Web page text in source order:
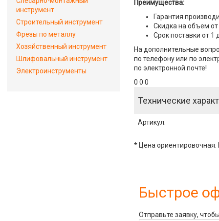
Преимущества:
Гарантия
Скидка на объем от
Срок поставки от 1
На дополнительные
по телефону или по
по электронной почте!
0 0 0
Технические
Артикул:
* Цена ориентировочная.
Быстрое
Отправьте заявку,
инструмент
Строительный инструмент
Фрезы по металлу
Хозяйственный инструмент
Шлифовальный инструмент
Электроинструменты